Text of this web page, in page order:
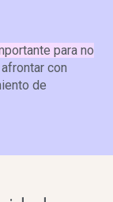
para no
con
de